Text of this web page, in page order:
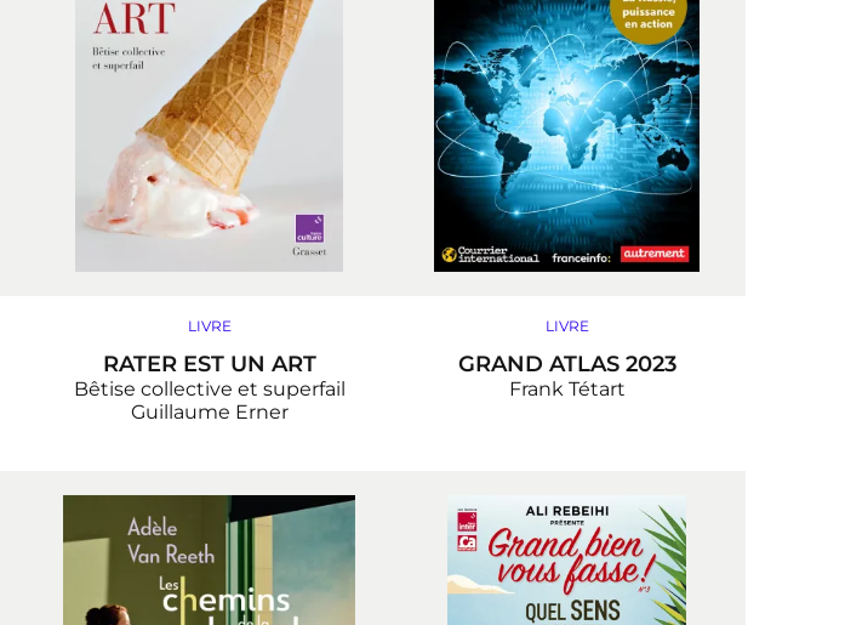
LIVRE
RATER EST UN ART
Bêtise collective et superfail
Guillaume Erner
LIVRE
GRAND ATLAS 2023
Frank Tétart